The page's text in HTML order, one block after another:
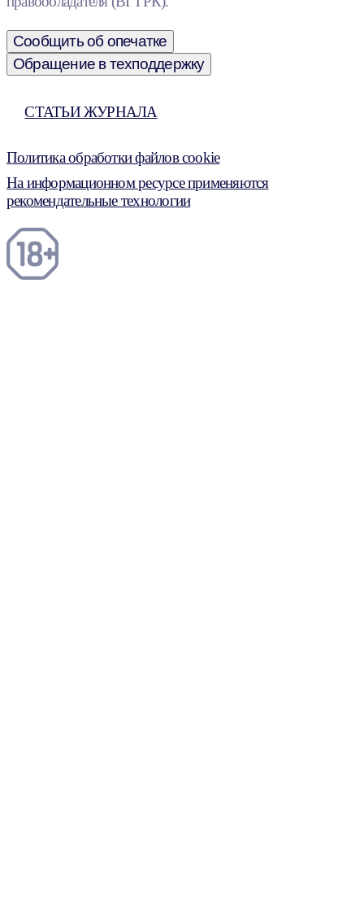
Сообщить об опечатке
Обращение в техподдержку
СТАТЬИ ЖУРНАЛА
Политика обработки файлов cookie
На информационном ресурсе применяются
рекомендательные технологии